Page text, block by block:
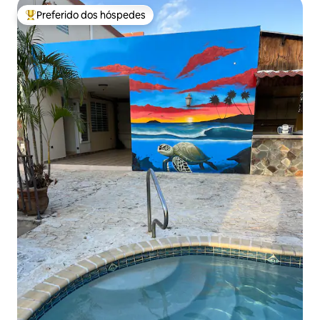
Entre os melhores preferidos dos hóspedes
Preferido dos hóspedes